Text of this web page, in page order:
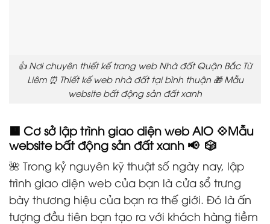
👍 Nơi chuyên thiết kế trang web Nhà đất Quận Bắc Từ
Liêm ⏰ Thiết kế web nhà đất tại bình thuận 🎁 Mẫu
website bất động sản đất xanh
🟧 Cơ sở lập trình giao diện web AIO 💠Mẫu
website bất động sản đất xanh 📢 🎲
🌺 Trong kỷ nguyên kỹ thuật số ngày nay, lập
trình giao diện web của bạn là cửa sổ trưng
bày thương hiệu của bạn ra thế giới. Đó là ấn
tượng đầu tiên bạn tạo ra với khách hàng tiềm